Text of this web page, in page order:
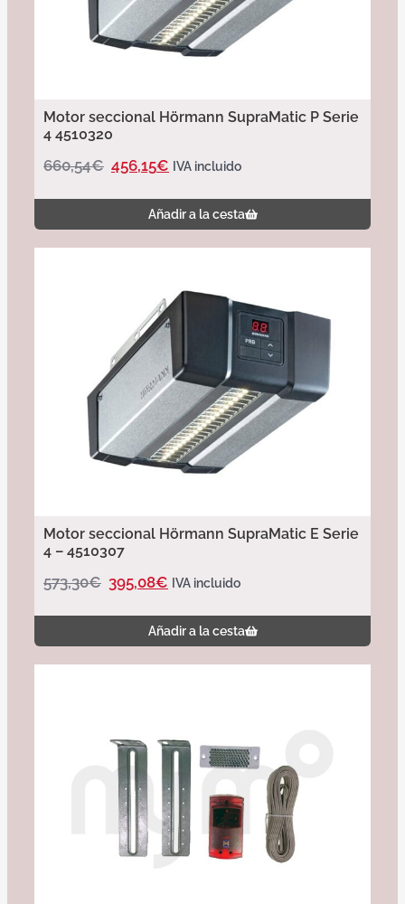
Motor seccional Hörmann SupraMatic P Serie
4 4510320
660,54€ 456,15€ IVA incluido
Añadir a la cesta
Motor seccional Hörmann SupraMatic E Serie
4 – 4510307
573,30€ 395,08€ IVA incluido
Añadir a la cesta